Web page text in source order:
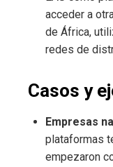
acceder a
de África,
redes de
Casos y
Empresas
plataformas
empezaron